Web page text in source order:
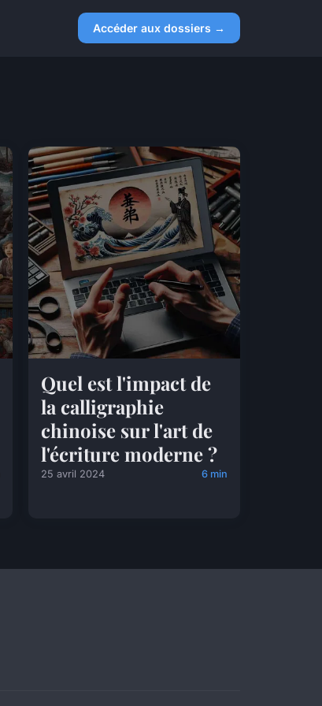
Accéder aux dossiers →
Quel est l'impact de
la calligraphie
chinoise sur l'art de
l'écriture moderne ?
25 avril 2024 6 min